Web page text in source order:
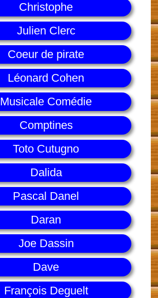
Christophe
Julien Clerc
Coeur de pirate
Léonard Cohen
Musicale Comédie
Comptines
Toto Cutugno
Dalida
Pascal Danel
Daran
Joe Dassin
Dave
François Deguelt